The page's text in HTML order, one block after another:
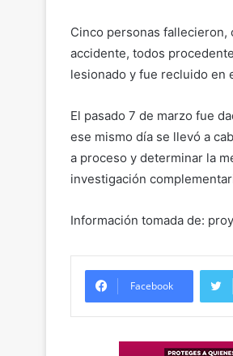
Cinco personas fallecieron,
accidente, todos
lesionado y fue recluido en
El pasado 7 de marzo fue
ese mismo día se llevó a
a proceso y determinar la
investigación
Información tomada de:
Facebook